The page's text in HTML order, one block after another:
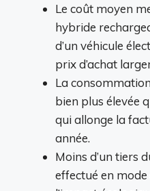
Le coût moyen
hybride
d’un véhicule
prix d’achat
La
bien plus élevée
qui allonge la
année.
Moins d’un tiers
effectué en